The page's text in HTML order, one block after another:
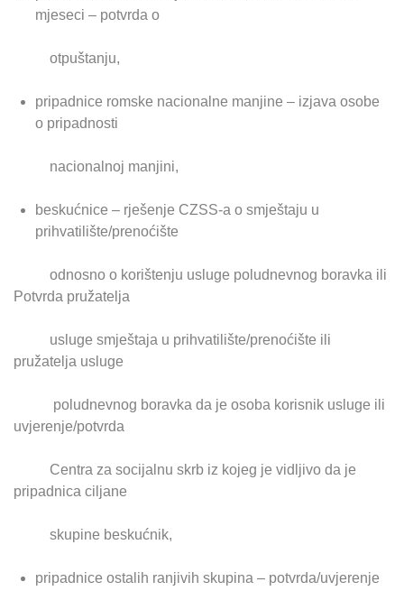
mjeseci – potvrda o
otpuštanju,
pripadnice romske nacionalne manjine – izjava osobe
o pripadnosti
nacionalnoj manjini,
beskućnice – rješenje CZSS-a o smještaju u
prihvatilište/prenoćište
odnosno o korištenju usluge poludnevnog boravka ili
Potvrda pružatelja
usluge smještaja u prihvatilište/prenoćište ili
pružatelja usluge
poludnevnog boravka da je osoba korisnik usluge ili
uvjerenje/potvrda
Centra za socijalnu skrb iz kojeg je vidljivo da je
pripadnica ciljane
skupine beskućnik,
pripadnice ostalih ranjivih skupina – potvrda/uvjerenje